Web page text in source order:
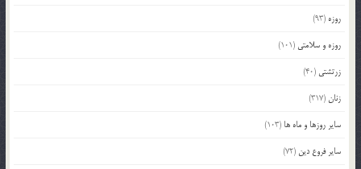
روزه (93)
روزه و سلامتی (101)
زرتشتی (40)
زنان(317)
سایر روزها و ماه ها (103)
سایر فروع دین (72)